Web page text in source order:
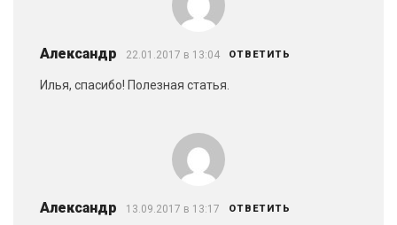
Александр 22.01.2017 в 13:04 ОТВЕТИТЬ
Илья, спасибо! Полезная статья.
Александр 13.09.2017 в 13:17 ОТВЕТИТЬ